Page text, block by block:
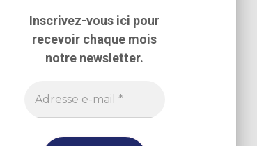
Inscrivez-vous ici pour
recevoir chaque mois
notre newsletter.